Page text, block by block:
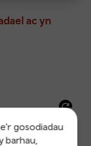
gosodiadau
barhau,
ac yn
Platfform